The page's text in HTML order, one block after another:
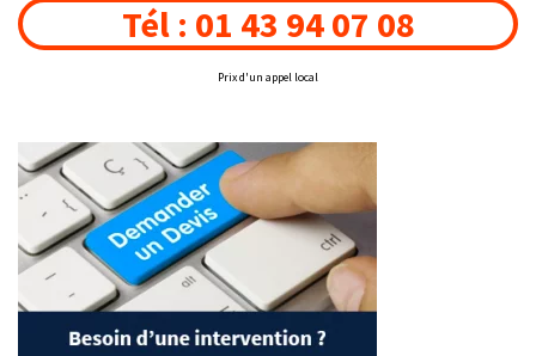
Tél : 01 43 94 07 08
Prix d'un appel local